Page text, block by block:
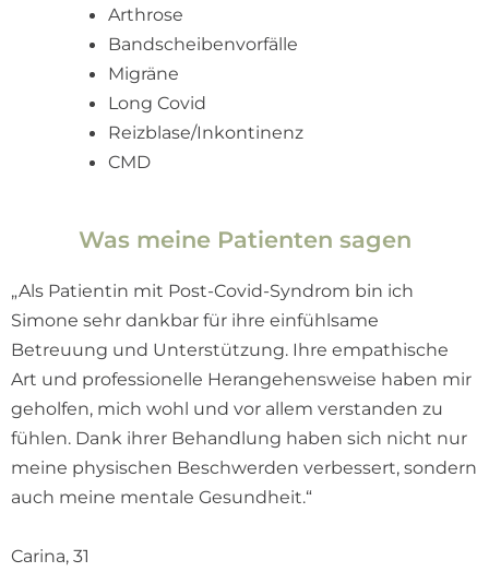
Arthrose
Bandscheibenvorfälle
Migräne
Long Covid
Reizblase/Inkontinenz
CMD
Was meine Patienten sagen
„Als Patientin mit Post-Covid-Syndrom bin ich
Simone sehr dankbar für ihre einfühlsame
Betreuung und Unterstützung. Ihre empathische
Art und professionelle Herangehensweise haben mir
geholfen, mich wohl und vor allem verstanden zu
fühlen. Dank ihrer Behandlung haben sich nicht nur
meine physischen Beschwerden verbessert, sondern
auch meine mentale Gesundheit.“
Carina, 31